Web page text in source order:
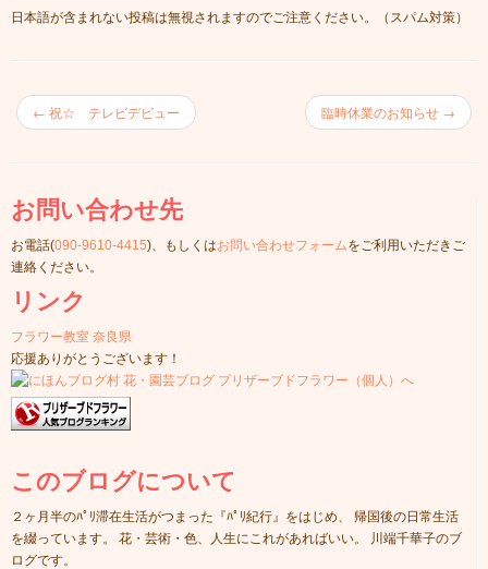
日本語が含まれない投稿は無視されますのでご注意ください。（スパム対策）
← 祝☆ テレビデビュー 臨時休業のお知らせ →
お問い合わせ先
お電話(090-9610-4415)、もしくはお問い合わせフォームをご利用いただきご
連絡ください。
リンク
フラワー教室 奈良県
応援ありがとうございます！
このブログについて
２ヶ月半のﾊﾟﾘ滞在生活がつまった『ﾊﾟﾘ紀行』をはじめ、 帰国後の日常生活
を綴っています。 花・芸術・色、人生にこれがあればいい。 川端千華子のブ
ログです。